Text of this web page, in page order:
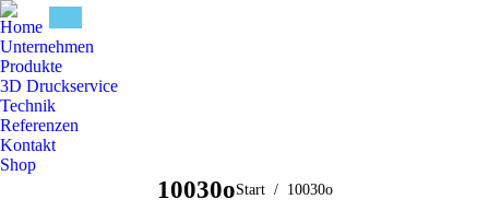
Home
Unternehmen
Produkte
3D Druckservice
Technik
Referenzen
Kontakt
Shop
10030oSie befinden sich
Start 10030o